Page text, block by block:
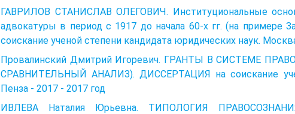
ГАВРИЛОВ СТАНИСЛАВ ОЛЕГОВИЧ. Институциональные
адвокатуры в период с 1917 до начала 60-х гг. (на примере
соискание ученой степени кандидата юридических наук.
Провалинский Дмитрий Игоревич. ГРАНТЫ В СИСТЕМЕ
СРАВНИТЕЛЬНЫЙ АНАЛИЗ). ДИССЕРТАЦИЯ на соискание
Пенза - 2017 - 2017 год
ИВЛЕВА Наталия Юрьевна. ТИПОЛОГИЯ